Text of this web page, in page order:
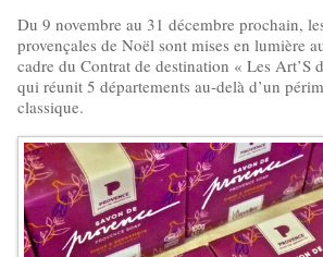
Du 9 novembre au 31 décembre prochain,
provençales de Noël sont mises en lumière
cadre du Contrat de destination « Les Art’S
qui réunit 5 départements au-delà d’un
classique.